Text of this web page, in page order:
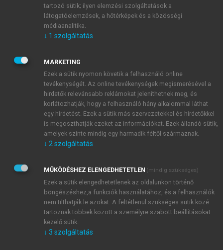
JELSZÓ
JELSZÓ ÚJRA
Kérek értesítést a MeRSZ újdonságairól, akcióiról.
Kérek értesítést az Akadémiai Kiadó Zrt. újdonságairól,
Adatkezelési tájékoztatóbanfoglaltakat tudomásul
veszem és elfogadom.
Általános vásárlási feltételeket, valamint a szotar.netés a
mersz.huoldalak licencszerződéseiben foglaltakat
tudomásul veszem és elfogadom.
KIPRÓBÁLOM
tartozó sütik; ilyen elemzési szolgáltatások a
látogatóelemzések, a hőtérképek és a közösségi
médiaanalitika.
↓ 1 szolgáltatás
MARKETING
Ezek a sütik nyomon követik a felhasználó online
tevékenységét. Az online tevékenységek megismerésével a
hirdetők relevánsabb reklámokat jeleníthetnek meg, és
korlátozhatják, hogy a felhasználó hány alkalommal láthat
egy hirdetést. Ezek a sütik más szervezetekkel és hirdetőkkel
is megoszthatják ezeket az információkat. Ezek állandó sütik,
amelyek szinte mindig egy harmadik féltől származnak.
↓ 2 szolgáltatás
MŰKÖDÉSHEZ ELENGEDHETETLEN (mindig szükséges)
Ezek a sütik elengedhetetlenek az oldalunkon történő
böngészéshez,a funkciók használatához, és a felhasználók
nem tilthatják le azokat. A feltétlenül szükséges sütik közé
tartoznak többek között a személyre szabott beállításokat
kezelő sütik.
↓ 3 szolgáltatás